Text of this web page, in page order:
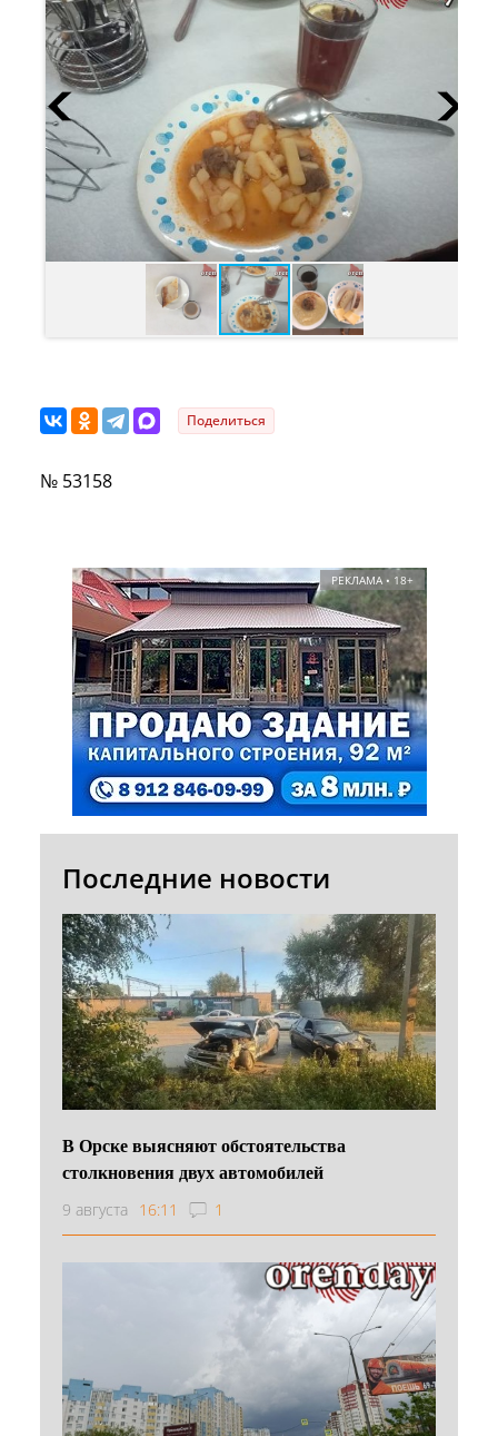
Поделиться
№ 53158
РЕКЛАМА • 18+
Последние новости
В Орске выясняют обстоятельства
столкновения двух автомобилей
9 августа 16:11 1